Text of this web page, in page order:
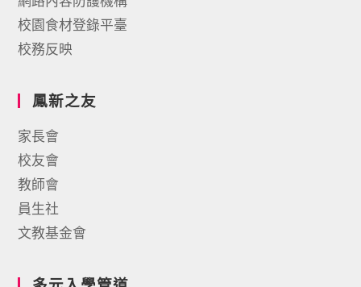
校園食材登錄平臺
校務反映
鳳新之友
家長會
校友會
教師會
員生社
文教基金會